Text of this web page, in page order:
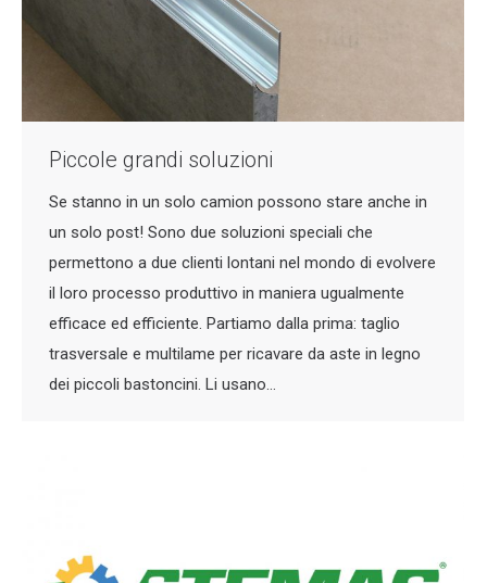
Piccole grandi soluzioni
Se stanno in un solo camion possono stare anche in
un solo post! Sono due soluzioni speciali che
permettono a due clienti lontani nel mondo di evolvere
il loro processo produttivo in maniera ugualmente
efficace ed efficiente. Partiamo dalla prima: taglio
trasversale e multilame per ricavare da aste in legno
dei piccoli bastoncini. Li usano…